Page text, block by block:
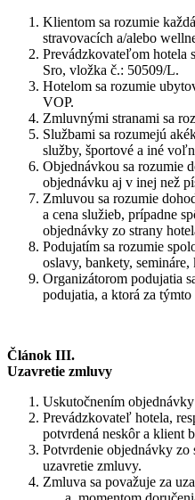
Klientom sa rozumie
stravovacích a/alebo
Prevádzkovateľom hotela
Sro, vložka č.: 50509/L.
Hotelom sa rozumie
VOP.
Zmluvnými stranami sa
Službami sa rozumejú
služby, športové a iné
Objednávkou sa rozumie
objednávku aj v inej než
Zmluvou sa rozumie
a cena služieb, prípadne
objednávky zo strany
Podujatím sa rozumie
oslavy, bankety,
Organizátorom podujatia
podujatia, a ktorá za
Článok III.
Uzavretie zmluvy
Uskutočnením
Prevádzkovateľ hotela,
potvrdená neskôr a klient
Potvrdenie objednávky zo
uzavretie zmluvy.
Zmluva sa považuje za